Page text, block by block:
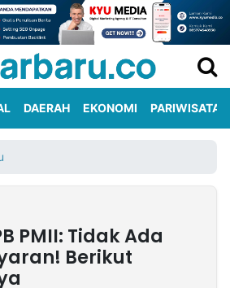
DAERAH EKONOMI PARIWISATA
PMII: Tidak Ada
Berikut